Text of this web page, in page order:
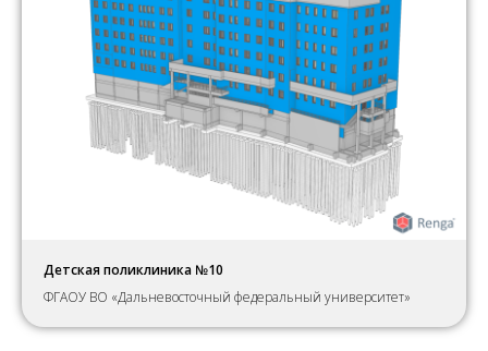
Детская поликлиника №10
ФГАОУ ВО «Дальневосточный федеральный университет»